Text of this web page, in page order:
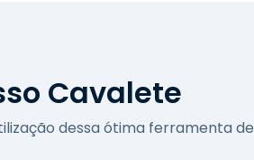
Cavalete
dessa ótima ferramenta de